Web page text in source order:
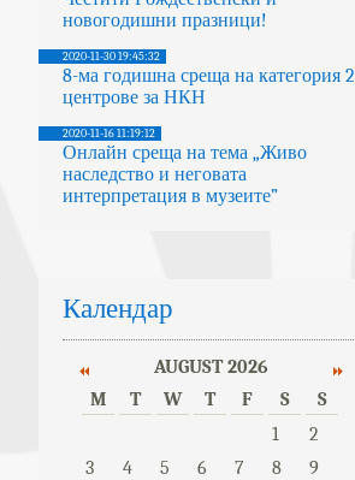
новогодишни празници!
2020-11-30 19:45:32
8-ма годишна среща на категория 2
центрове за НКН
2020-11-16 11:19:12
Онлайн среща на тема „Живо
наследство и неговата
интерпретация в музеите”
Календар
AUGUST 2026
M
T W T F S
S
1
2
3
4 5 6 7 8
9